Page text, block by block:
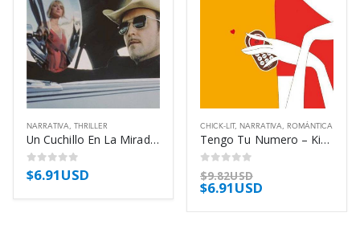
NARRATIVA, THRILLER
Un Cuchillo En La Mirada – Thompson Jim
0out of 5
$6.91USD
CHICK-LIT , NARRATIVA, ROMÁNTICA
Tengo Tu Numero – Kinsella Sophie
0out of 5
$9.82USD
$6.91USD